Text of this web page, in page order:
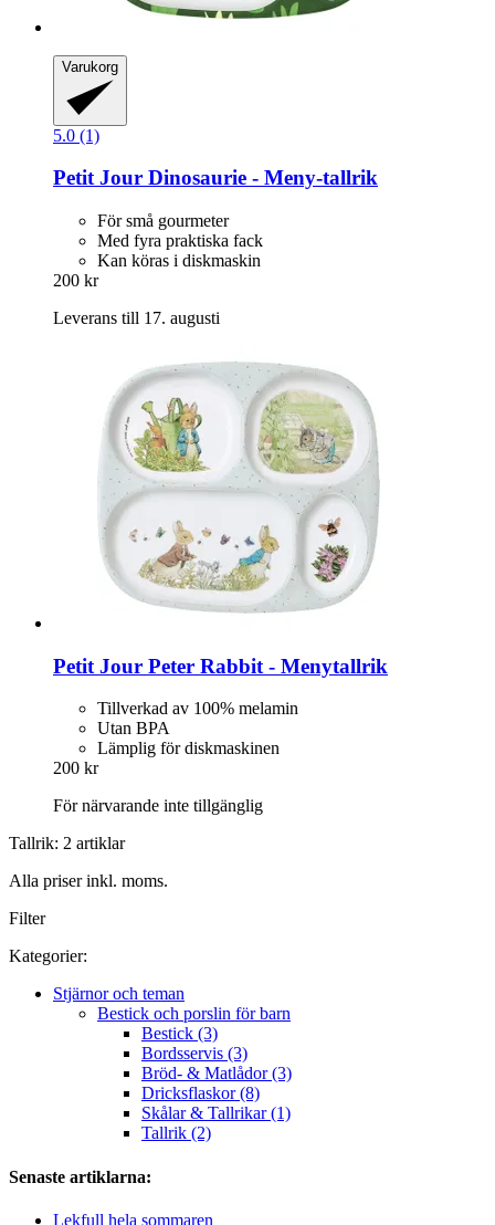
Varukorg
5.0 (1)
Petit Jour Dinosaurie -​ Meny-​tallrik
För små gourmeter
Med fyra praktiska fack
Kan köras i diskmaskin
200 kr
Leverans till 17. augusti
Petit Jour Peter Rabbit -​ Menytallrik
Tillverkad av 100% melamin
Utan BPA
Lämplig för diskmaskinen
200 kr
För närvarande inte tillgänglig
Tallrik: 2 artiklar
Alla priser inkl. moms.
Filter
Kategorier:
Stjärnor och teman
Bestick och porslin för barn
Bestick (3)
Bordsservis (3)
Bröd- & Matlådor (3)
Dricksflaskor (8)
Skålar & Tallrikar (1)
Tallrik (2)
Senaste artiklarna:
Lekfull hela sommaren